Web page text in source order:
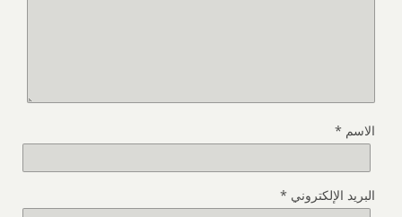
الاسم *
البريد الإلكتروني *